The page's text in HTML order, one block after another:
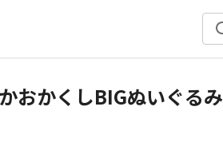
おかくしBIGぬいぐるみ